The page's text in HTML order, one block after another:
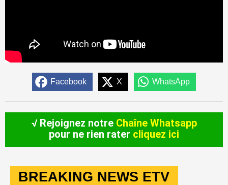
Facebook X WhatsApp
√ Rejoignez notre Chaîne Whatsapp
pour ne rien rater cliquez ici
BREAKING NEWS ETV